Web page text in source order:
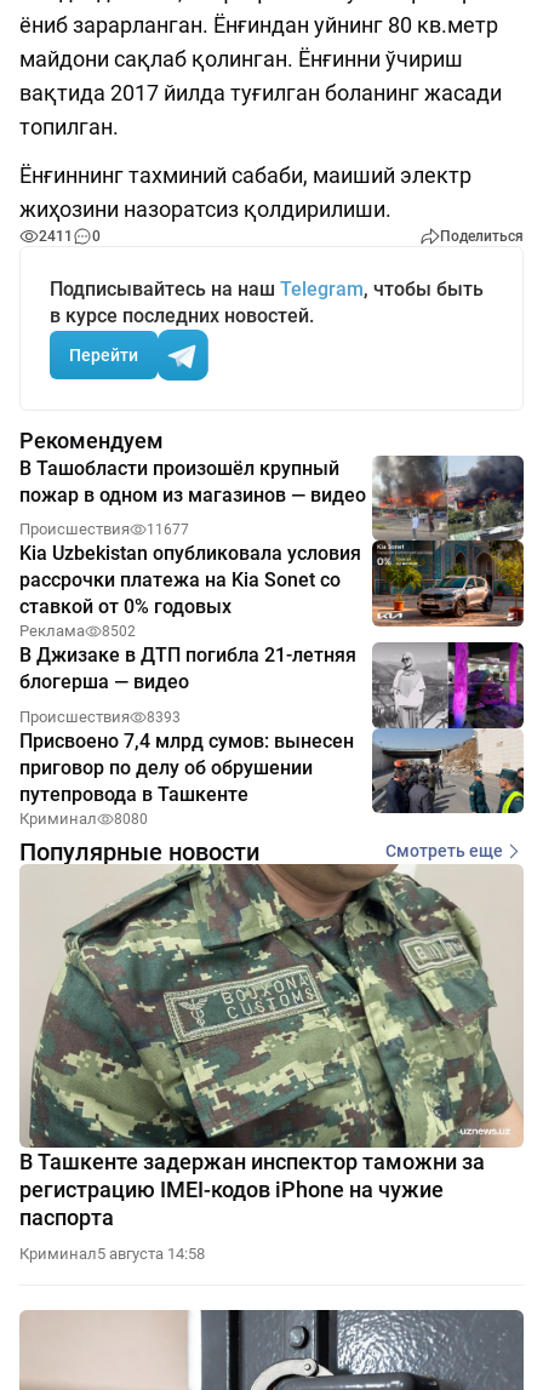
ёниб зарарланган. Ёнғиндан уйнинг 80 кв.метр
майдони сақлаб қолинган. Ёнғинни ўчириш
вақтида 2017 йилда туғилган боланинг жасади
топилган.
Ёнғиннинг тахминий сабаби, маиший электр
жиҳозини назоратсиз қолдирилиши.
2411 0 Поделиться
Подписывайтесь на наш Telegram, чтобы быть
в курсе последних новостей.
Перейти
Рекомендуем
В Ташобласти произошёл крупный
пожар в одном из магазинов — видео
Происшествия 11677
Kia Uzbekistan опубликовала условия
рассрочки платежа на Kia Sonet со
ставкой от 0% годовых
Реклама 8502
В Джизаке в ДТП погибла 21-летняя
блогерша — видео
Происшествия 8393
Присвоено 7,4 млрд сумов: вынесен
приговор по делу об обрушении
путепровода в Ташкенте
Криминал 8080
Популярные новости Смотреть еще
В Ташкенте задержан инспектор таможни за
регистрацию IMEI-кодов iPhone на чужие
паспорта
Криминал5 августа 14:58